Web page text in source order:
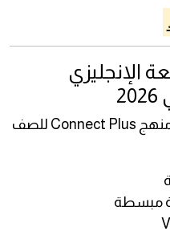
الإنجليزي
تضم المراجعة النهائية كل أجزاء منهج Connect Plus للصف
مبسطة